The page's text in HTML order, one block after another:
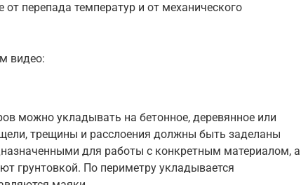
перепада температур и от механического
видео:
можно укладывать на бетонное, деревянное или
трещины и расслоения должны быть заделаны
для работы с конкретным материалом, а
грунтовкой. По периметру укладывается